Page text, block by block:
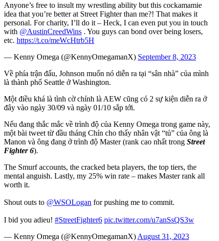
Anyone’s free to insult my wrestling ability but this cockamamie
idea that you’re better at Street Fighter than me?! That makes it
personal. For charity, I’ll do it – Heck, I can even put you in touch
with @AustinCreedWins . You guys can bond over being losers,
etc. https://t.co/meWcHtrb5H
— Kenny Omega (@KennyOmegamanX) September 8, 2023
Về phía trận đấu, Johnson muốn nó diễn ra tại “sân nhà” của mình
là thành phố Seattle ở Washington.
Một điều khá là tình cờ chính là AEW cũng có 2 sự kiện diễn ra ở
đây vào ngày 30/09 và ngày 01/10 sắp tới.
Nếu đang thắc mắc về trình độ của Kenny Omega trong game này,
một bài tweet từ đầu tháng Chín cho thấy nhân vật “tủ” của ông là
Manon và ông đang ở trình độ Master (rank cao nhất trong Street
Fighter 6).
The Smurf accounts, the cracked beta players, the top tiers, the
mental anguish. Lastly, my 25% win rate – makes Master rank all
worth it.
Shout outs to @WSOLogan for pushing me to commit.
I bid you adieu! #StreetFighter6 pic.twitter.com/u7anSsQS3w
— Kenny Omega (@KennyOmegamanX) August 31, 2023